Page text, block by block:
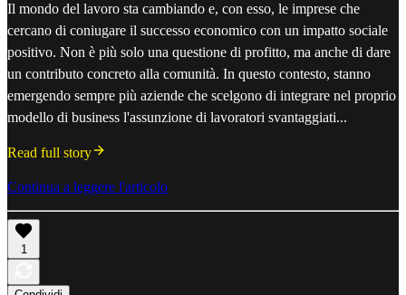
Il mondo del lavoro sta cambiando e, con esso, le imprese che
cercano di coniugare il successo economico con un impatto sociale
positivo. Non è più solo una questione di profitto, ma anche di dare
un contributo concreto alla comunità. In questo contesto, stanno
emergendo sempre più aziende che scelgono di integrare nel proprio
modello di business l'assunzione di lavoratori svantaggiati...
Read full story
Continua a leggere l'articolo
1